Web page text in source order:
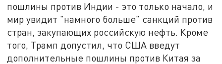
пошлины против Индии - это только начало, и
мир увидит "намного больше" санкций против
стран, закупающих российскую нефть. Кроме
того, Трамп допустил, что США введут
дополнительные пошлины против Китая за